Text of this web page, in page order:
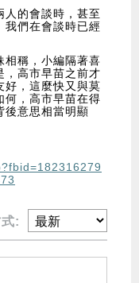
人的會談時，甚至
我們在會談時已經
相稱，小編隔著喜
，高市早苗之前才
好，這麼快又與莫
何，高市早苗在得
後意思相當明顯
: